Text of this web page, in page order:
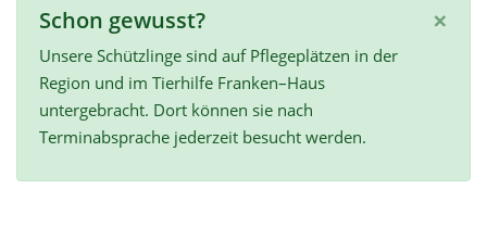
×
Schon gewusst?
Unsere Schützlinge sind auf Pflegeplätzen in der
Region und im Tierhilfe Franken–Haus
untergebracht. Dort können sie nach
Terminabsprache jederzeit besucht werden.